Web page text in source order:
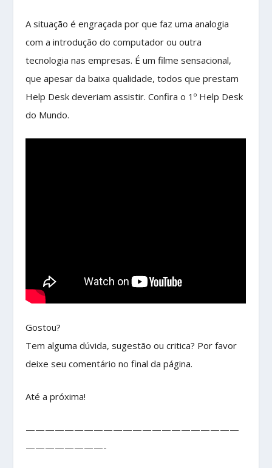
A situação é engraçada por que faz uma analogia
com a introdução do computador ou outra
tecnologia nas empresas. É um filme sensacional,
que apesar da baixa qualidade, todos que prestam
Help Desk deveriam assistir. Confira o 1º Help Desk
do Mundo.
Gostou?
Tem alguma dúvida, sugestão ou critica? Por favor
deixe seu comentário no final da página.
Até a próxima!
——————————————————————
————————-